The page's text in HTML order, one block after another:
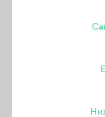
ONE -